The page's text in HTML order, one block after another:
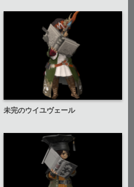
未完のウイユヴェール